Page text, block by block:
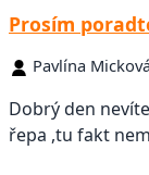
Prosím
Pavlína Micková
Dobrý den
řepa ,tu fakt